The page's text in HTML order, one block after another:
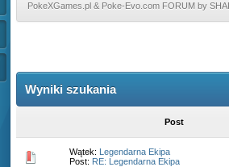
PokeXGames.pl & Poke-Evo.com FORUM by
Wyniki szukania
Post
Wątek: Legendarna Ekipa
Post: RE: Legendarna Ekipa